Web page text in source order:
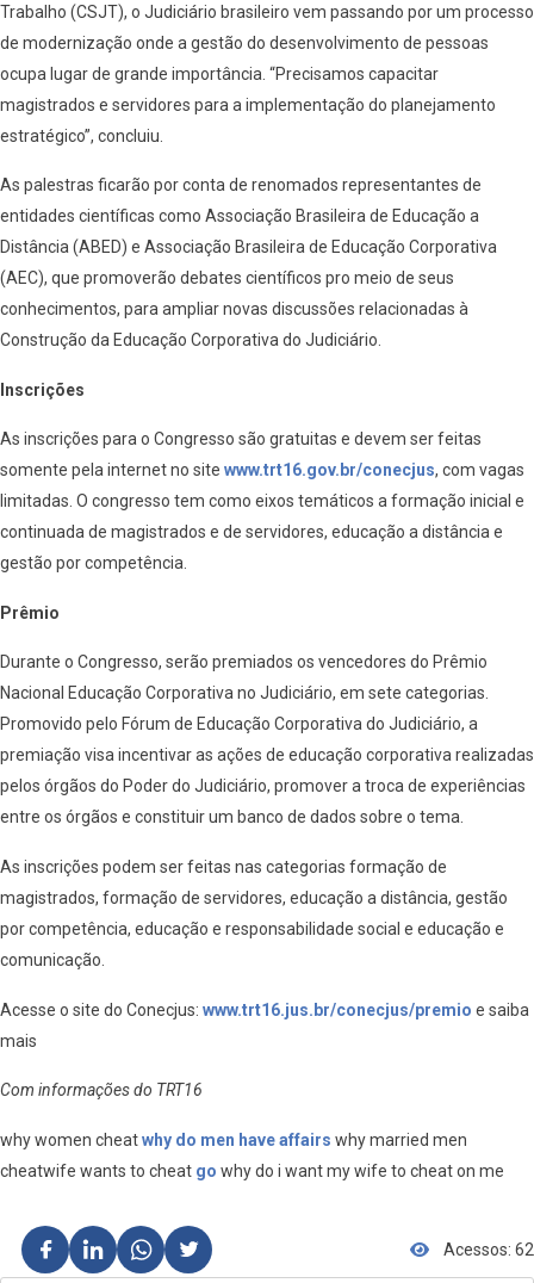
Trabalho (CSJT), o Judiciário brasileiro vem passando por um processo
de modernização onde a gestão do desenvolvimento de pessoas
ocupa lugar de grande importância. “Precisamos capacitar
magistrados e servidores para a implementação do planejamento
estratégico”, concluiu.
As palestras ficarão por conta de renomados representantes de
entidades científicas como Associação Brasileira de Educação a
Distância (ABED) e Associação Brasileira de Educação Corporativa
(AEC), que promoverão debates científicos pro meio de seus
conhecimentos, para ampliar novas discussões relacionadas à
Construção da Educação Corporativa do Judiciário.
Inscrições
As inscrições para o Congresso são gratuitas e devem ser feitas
somente pela internet no site www.trt16.gov.br/conecjus, com vagas
limitadas. O congresso tem como eixos temáticos a formação inicial e
continuada de magistrados e de servidores, educação a distância e
gestão por competência.
Prêmio
Durante o Congresso, serão premiados os vencedores do Prêmio
Nacional Educação Corporativa no Judiciário, em sete categorias.
Promovido pelo Fórum de Educação Corporativa do Judiciário, a
premiação visa incentivar as ações de educação corporativa realizadas
pelos órgãos do Poder do Judiciário, promover a troca de experiências
entre os órgãos e constituir um banco de dados sobre o tema.
As inscrições podem ser feitas nas categorias formação de
magistrados, formação de servidores, educação a distância, gestão
por competência, educação e responsabilidade social e educação e
comunicação.
Acesse o site do Conecjus: www.trt16.jus.br/conecjus/premio e saiba
mais
Com informações do TRT16
why women cheatwhy do men have affairs why married men
cheatwife wants to cheat go why do i want my wife to cheat on me
Acessos: 62